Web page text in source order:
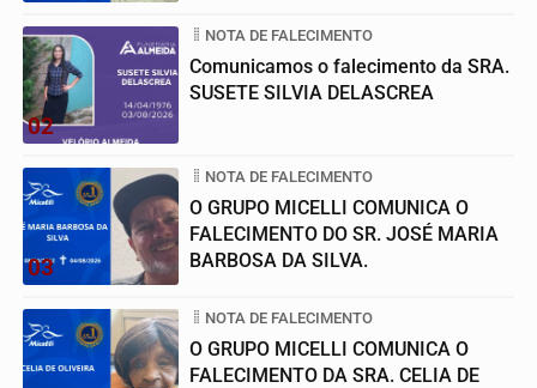
02
NOTA DE FALECIMENTO
Comunicamos o falecimento da SRA.
SUSETE SILVIA DELASCREA
03
NOTA DE FALECIMENTO
O GRUPO MICELLI COMUNICA O
FALECIMENTO DO SR. JOSÉ MARIA
BARBOSA DA SILVA.
NOTA DE FALECIMENTO
O GRUPO MICELLI COMUNICA O
FALECIMENTO DA SRA. CELIA DE